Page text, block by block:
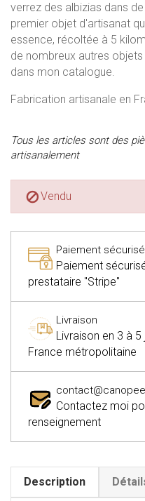
verrez des albizias dans
premier objet d'artisanat
essence, récoltée à 5
de nombreux autres
dans mon catalogue.
Fabrication artisanale en
Tous les articles sont des
artisanalement
Vendu
Paiement sécurisé
Paiement
prestataire "Stripe"
Livraison
Livraison en 3 à
France métropolitaine
Contactez moi
renseignement
Description